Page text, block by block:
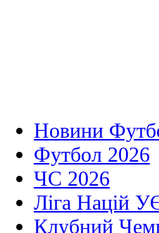
Новини
Футбол 2026
ЧС 2026
Ліга Націй
Клубний